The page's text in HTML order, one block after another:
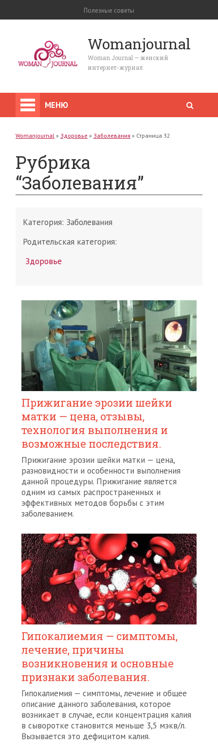
Полезные советы
Womanjournal
Woman Journal — женский
интернет-журнал
МЕНЮ
Womanjournal » Здоровье » Заболевания » Страница 32
Рубрика
“Заболевания”
Категория: Заболевания
Родительская категория:
Здоровье
Прижигание эрозии шейки
матки — цена, отзывы,
технология выполнения и
возможные последствия.
Прижигание эрозии шейки матки — цена,
разновидности и особенности выполнения
данной процедуры. Прижигание является
одним из самых распространенных и
эффективных методов борьбы с этим
заболеванием.
Гипокалиемия — симптомы,
лечение, причины
возникновения и основные
признаки заболевания.
Гипокалиемия — симптомы, лечение и общее
описание данного заболевания, которое
возникает в случае, если концентрация калия
в сыворотке становится меньше 3,5 мэкв/л.
Вызывается это дефицитом калия.